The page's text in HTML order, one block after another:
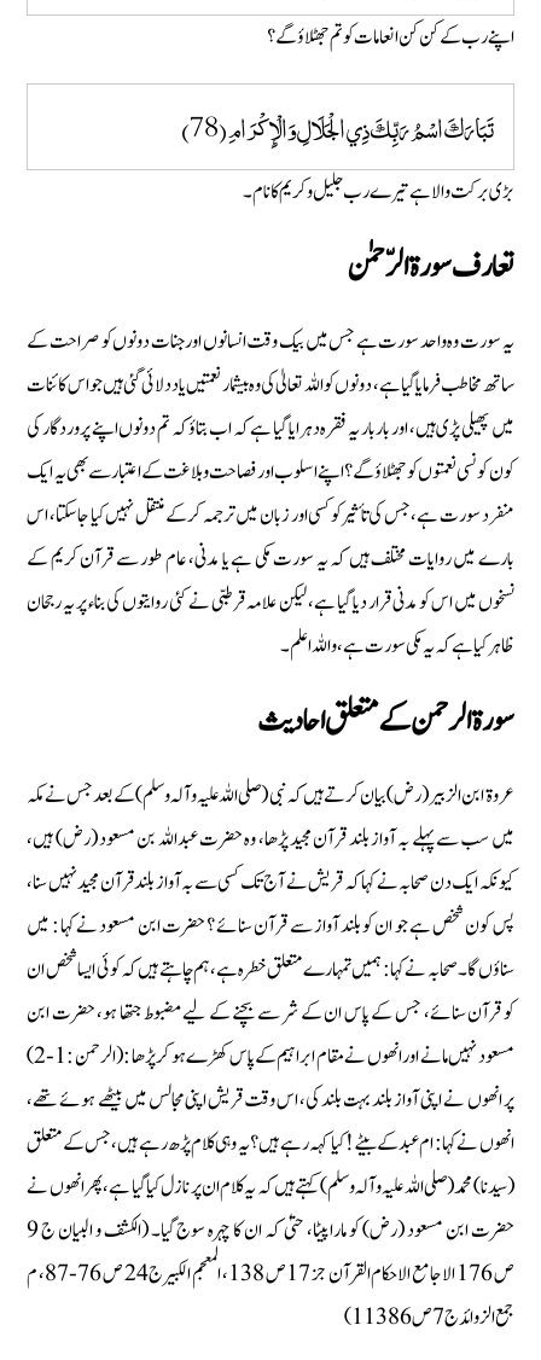
اپنے رب کے کن کن انعامات کو تم جھٹلاؤ گے ؟
تَبَارَكَ اسْمُ رَبِّكَ ذِي الْجَلَالِ وَالْإِكْرَامِ (78)
بڑی برکت والا ہے تیرے رب جلیل و کریم کا نام ۔
تعارف سورة الرّحمٰن
یہ سورت وہ واحد سورت ہے جس میں بیک وقت انسانوں اور جنات دونوں کو صراحت کے
ساتھ مخاطب فرمایا گیا ہے، دونوں کو اللہ تعالیٰ کی وہ بیشمار نعمتیں یاد دلائی گئی ہیں جو اس کائنات
میں پھیلی پڑی ہیں، اور بار بار یہ فقرہ دہرایا گیا ہے کہ اب بتاؤ کہ تم دونوں اپنے پروردگار کی
کون کونسی نعمتوں کو جھٹلاؤگے ؟ اپنے اسلوب اور فصاحت و بلاغت کے اعتبار سے بھی یہ ایک
منفرد سورت ہے، جس کی تأ ثیر کو کسی اور زبان میں ترجمہ کرکے منتقل نہیں کیا جاسکتا، اس
بارے میں روایات مختلف ہیں کہ یہ سورت مکی ہے یا مدنی، عام طور سے قرآن کریم کے
نسخوں میں اس کو مدنی قرار دیا گیا ہے، لیکن علامہ قرطبی نے کئی روایتوں کی بناء پر یہ رجحان
ظاہر کیا ہے کہ یہ مکی سورت ہے، واللہ اعلم۔
سورة الرحمن کے متعلق احادیث
عروۃ ابن الزبیر (رض) بیان کرتے ہیں کہ نبی (صلی اللہ علیہ وآلہ وسلم) کے بعد جس نے مکہ
میں سب سے پہلے بہ آواز بلند قرآن مجید پڑھا، وہ حضرت عبداللہ بن مسعود (رض) ہیں،
کیونکہ ایک دن صحابہ نے کہا کہ قریش نے آج تک کسی سے بہ آواز بلند قرآن مجید نہیں سنا،
پس کون شخص ہے جو ان کو بلند آواز سے قرآن سنائے ؟ حضرت ابن مسعود نے کہا : میں
سناؤں گا۔ صحابہ نے کہا : ہمیں تمہارے متعلق خطرہ ہے، ہم چاہتے ہیں کہ کوئی ایسا شخص ان
کو قرآن سنائے، جس کے پاس ان کے شر سے بچنے کے لیے مضبوط جتھا ہو، حضرت ابن
مسعود نہیں مانے اور انھوں نے مقام ابراہیم کے پاس کھڑے ہو کر پڑھا : (الرحمن :1-2)
پر انھوں نے اپنی آواز بلند بہت بلند کی، اس وقت قریش اپنی مجالس میں بیٹھے ہوئے تھے،
انھوں نے کہا : ام عبد کے بیٹے ! کیا کہہ رہے ہیں ؟ یہ وہی کلام پڑھ رہے ہیں، جس کے متعلق
(سیدنا) محمد (صلی اللہ علیہ وآلہ وسلم) کہتے ہیں کہ یہ کلام ان پر نازل کیا گیا ہے، پھر انھوں نے
حضرت ابن مسعود (رض) کو مارا پیٹا، حتیٰ کہ ان کا چہرہ سوج گیا۔ (الکشف و البیان ج 9
ص 176 الاجامع الاحکام القرآن جز 17 ص 138، المعجم الکبیرج 24 ص 76-87، م
جمع الزوائدج 7 ص 11386)